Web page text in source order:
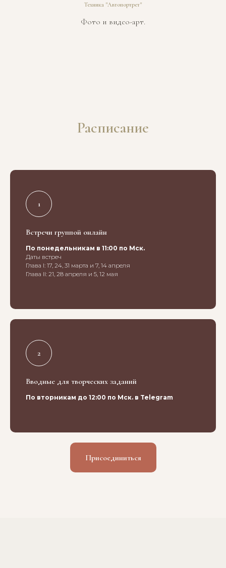
Техника "Автопортрет"
Фото и видео-арт.
Расписание
Встречи группой онлайн
По понедельникам в 11:00 по Мск.
Даты встреч
Глава I: 17, 24, 31 марта и 7, 14 апреля
Глава II: 21, 28 апреля и 5, 12 мая
Вводные для творческих заданий
По вторникам до 12:00 по Мск. в Telegram
Присоединиться